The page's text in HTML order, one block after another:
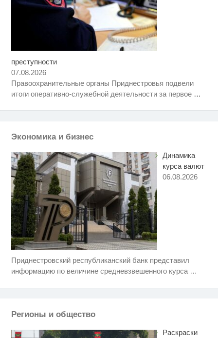
преступности
07.08.2026
Правоохранительные органы Приднестровья подвели
итоги оперативно-служебной деятельности за первое …
Экономика и бизнес
Динамика
курса валют
06.08.2026
Приднестровский республиканский банк представил
информацию по величине средневзвешенного курса …
Регионы и общество
Раскраски
Скрытая камера на пляже
Ролик длится пару секунд, но
вы будете в шоке от увиденного
семейке Плющенко
i
Ролик длится несколько секунд,
Этот танец невесты оставит вас
Никогда не храните огурцы в
маленький секрет